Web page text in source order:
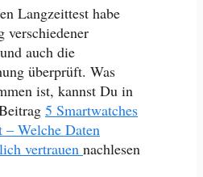
Langzeittest habe
verschiedener
auch die
überprüft. Was
ist, kannst Du in
5 Smartwatches
– Welche Daten
vertrauen nachlesen